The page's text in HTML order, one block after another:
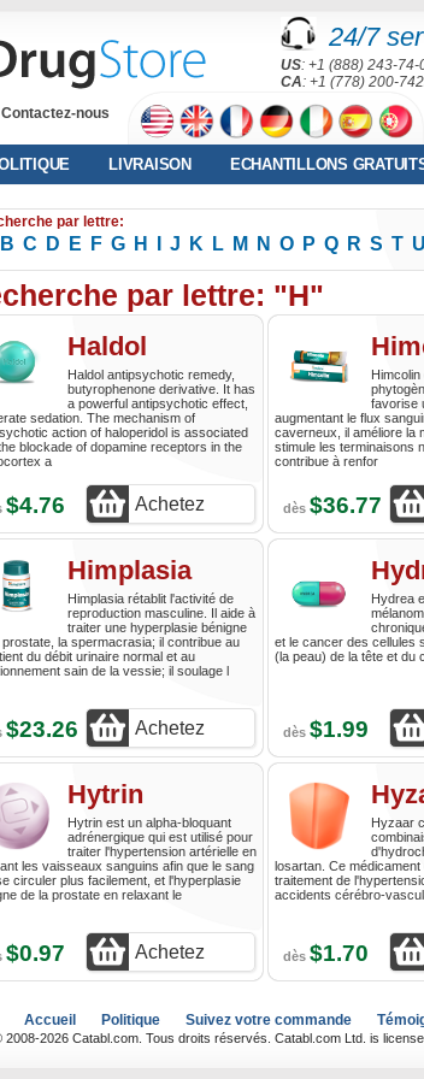
24/7
US: +1 (888) 243-74-
CA: +1 (778) 200-
Contactez-nous
LIVRAISON ECHANTILLONS
par lettre:
B C D E F G H J K L M N O P Q R S T U
par lettre: "H"
Haldol
Haldol antipsychotic remedy,
butyrophenone derivative. It has
a powerful antipsychotic effect,
sedation. The mechanism of
action of haloperidol is associated
blockade of dopamine receptors in the
a
$4.76 Achetez
favorise
augmentant le flux
caverneux, il améliore la
stimule les terminaisons
contribue à renfor
dès $36.77
Himplasia
Himplasia rétablit l'activité de
reproduction masculine. Il aide à
traiter une hyperplasie bénigne
prostate, la spermacrasia; il contribue au
du débit urinaire normal et au
sain de la vessie; il soulage l
$23.26 Achetez
Hydrea
et le cancer des cellules
(la peau) de la tête et du
dès $1.99
Hytrin
Hytrin est un alpha-bloquant
adrénergique qui est utilisé pour
traiter l'hypertension artérielle en
les vaisseaux sanguins afin que le sang
circuler plus facilement, et l'hyperplasie
de la prostate en relaxant le
$0.97 Achetez
Hyzaar
losartan. Ce médicament
traitement de
accidents cérébro-
dès $1.70
Accueil Politique Suivez votre commande
2008-2026 Catabl.com. Tous droits réservés. Catabl.com Ltd. is